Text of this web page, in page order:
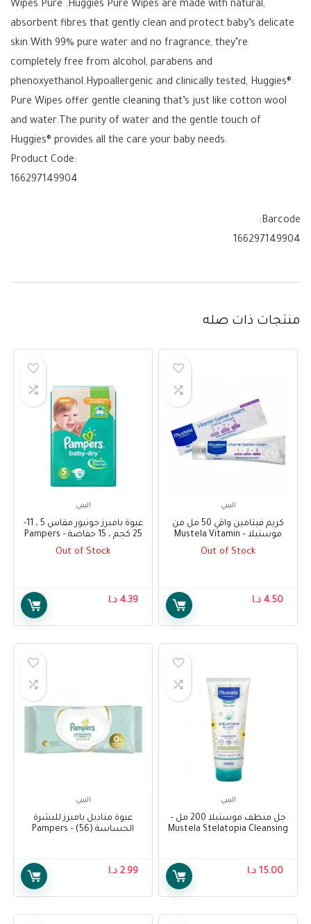
Wipes Pure :Huggies Pure Wipes are made with natural,
absorbent fibres that gently clean and protect baby’s delicate
skin.With 99% pure water and no fragrance, they’re
completely free from alcohol, parabens and
phenoxyethanol.Hypoallergenic and clinically tested, Huggies®
Pure Wipes offer gentle cleaning that’s just like cotton wool
and water.The purity of water and the gentle touch of
Huggies® provides all the care your baby needs.
Product Code:
166297149904
Barcode:
166297149904
منتجات ذات صله
البيبي
كريم فيتامين واقي 50 مل من
موستيلا – Mustela Vitamin
Barrier Cream 50 ml
Out of Stock
4.50 د.ا
البيبي
عبوة بامبرز جونيور مقاس 5 ، 11-
25 كجم ، 15 حفاضة – Pampers
Pack Junior Size 5, 11-25 kg, 15
Out of Stock
4.39 د.ا
البيبي
جل منظف موستيلا 200 مل –
Mustela Stelatopia Cleansing
15.00 د.ا
البيبي
عبوة مناديل بامبرز للبشرة
الحساسة (56) – Pampers
2.99 د.ا